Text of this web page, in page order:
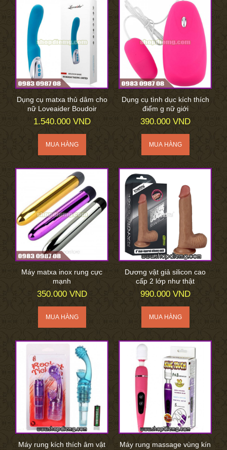
Dụng cụ matxa thủ dâm cho
nữ Loveaider Boudoir
1.540.000 VND
Dụng cụ tình dục kích thích
điểm g nữ giới
390.000 VND
Máy matxa inox rung cực
mạnh
350.000 VND
Dương vật giả silicon cao
cấp 2 lớp như thật
990.000 VND
Máy rung kích thích âm vật
Máy rung massage vùng kín